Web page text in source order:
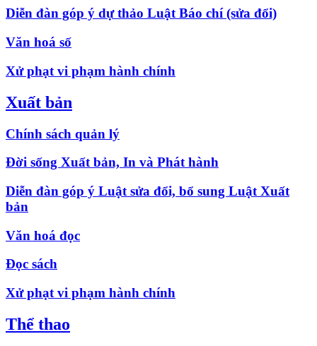
Diễn đàn góp ý dự thảo Luật Báo chí (sửa đổi)
Văn hoá số
Xử phạt vi phạm hành chính
Xuất bản
Chính sách quản lý
Đời sống Xuất bản, In và Phát hành
Diễn đàn góp ý Luật sửa đổi, bổ sung Luật Xuất
bản
Văn hoá đọc
Đọc sách
Xử phạt vi phạm hành chính
Thể thao